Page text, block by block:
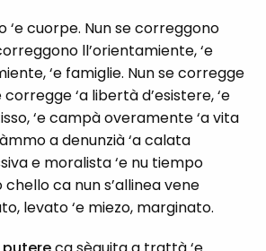
‘e cuorpe. Nun se correggono
ll’orientamiente, ‘e
‘e famiglie. Nun se corregge
corregge ‘a libertà d’esistere, ‘e
‘e campà overamente ‘a vita
a denunzià ‘a calata
e moralista ‘e nu tiempo
ca nun s’allinea vene
levato ‘e miezo, marginato.